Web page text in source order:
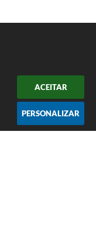
ACEITAR
PERSONALIZAR